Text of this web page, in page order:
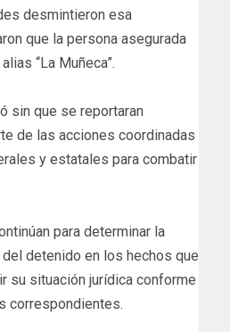
desmintieron esa
que la persona asegurada
“La Muñeca”.
sin que se reportaran
de las acciones coordinadas
y estatales para combatir
para determinar la
detenido en los hechos que
su situación jurídica conforme
correspondientes.